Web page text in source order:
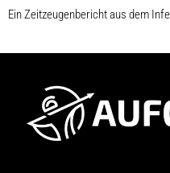
Ein Zeitzeugenbericht aus dem